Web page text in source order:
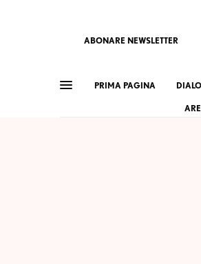
ABONARE NEWSLETTER
PRIMA PAGINA